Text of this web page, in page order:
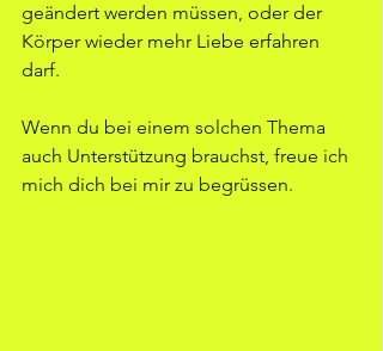
geändert werden müssen, oder der
Körper wieder mehr Liebe erfahren
darf.
Wenn du bei einem solchen Thema
auch Unterstützung brauchst, freue ich
mich dich bei mir zu begrüssen.